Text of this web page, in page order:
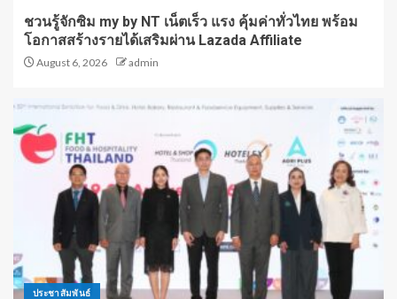
ชวนรู้จักซิม my by NT เน็ตเร็ว แรง คุ้มค่าทั่วไทย พร้อม
โอกาสสร้างรายได้เสริมผ่าน Lazada Affiliate
August 6, 2026 admin
ประชาสัมพันธ์